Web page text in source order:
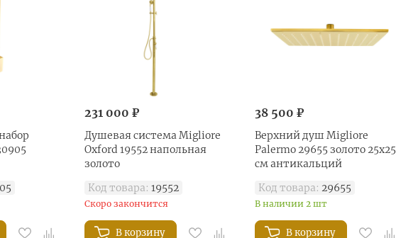
231 000 ₽
Душевая система Migliore
Oxford 19552 напольная
золото
Код товара: 19552
Скоро закончится
В корзину
38 500 ₽
Верхний душ Migliore
Palermo 29655 золото 25x25
см антикальций
Код товара: 29655
В наличии 2 шт
В корзину